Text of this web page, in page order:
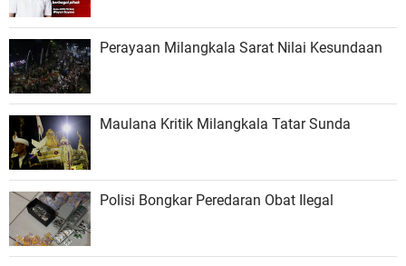
Perayaan Milangkala Sarat Nilai Kesundaan
Maulana Kritik Milangkala Tatar Sunda
Polisi Bongkar Peredaran Obat Ilegal